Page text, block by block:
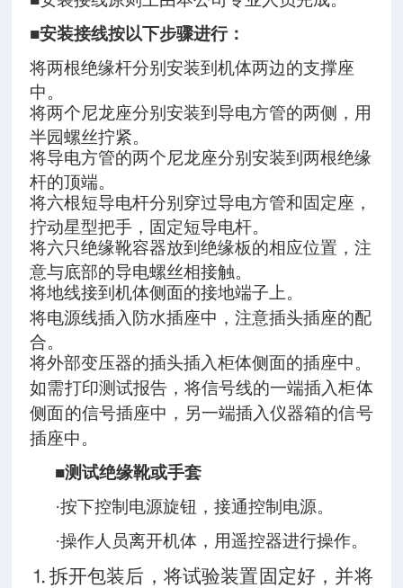
■安装接线按以下步骤进行：
将两根绝缘杆分别安装到机体两边的支撑座
中。
将两个尼龙座分别安装到导电方管的两侧，用
半园螺丝拧紧。
将导电方管的两个尼龙座分别安装到两根绝缘
杆的顶端。
将六根短导电杆分别穿过导电方管和固定座，
拧动星型把手，固定短导电杆。
将六只绝缘靴容器放到绝缘板的相应位置，注
意与底部的导电螺丝相接触。
将地线接到机体侧面的接地端子上。
将电源线插入防水插座中，注意插头插座的配
合。
将外部变压器的插头插入柜体侧面的插座中。
如需打印测试报告，将信号线的一端插入柜体
侧面的信号插座中，另一端插入仪器箱的信号
插座中。
■测试绝缘靴或手套
·按下控制电源旋钮，接通控制电源。
·操作人员离开机体，用遥控器进行操作。
⒈拆开包装后，将试验装置固定好，并将